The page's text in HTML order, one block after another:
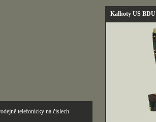
Kalhoty US BDU
telefonicky na číslech